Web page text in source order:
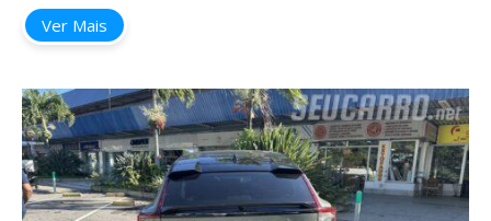
Ver Mais